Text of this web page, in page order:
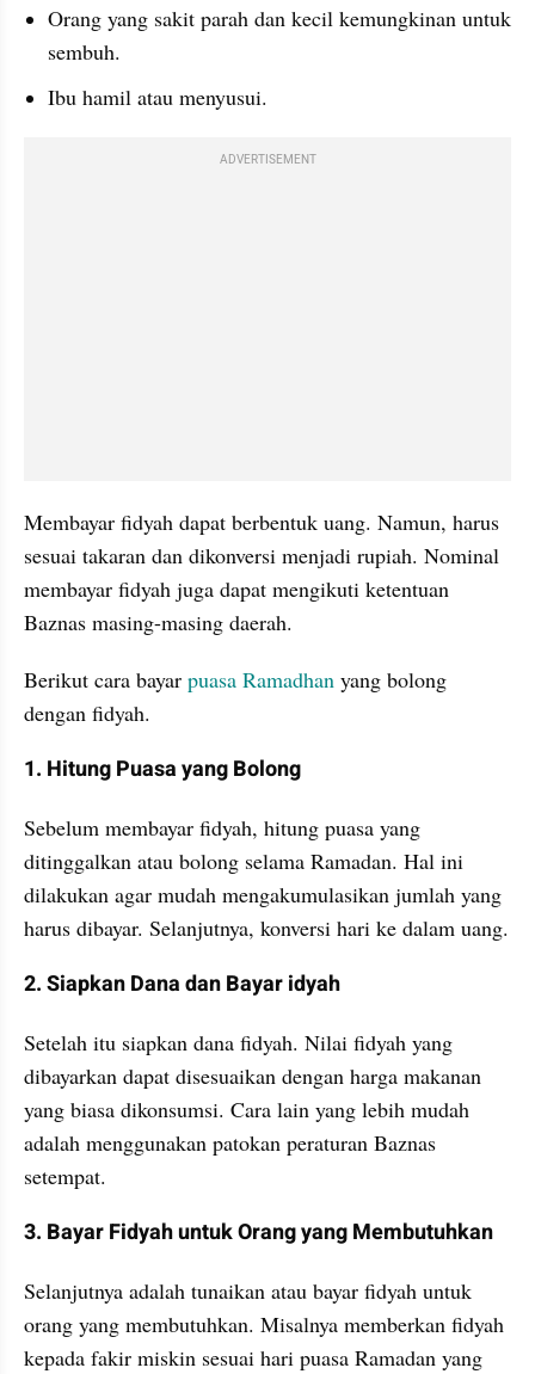
Orang yang sakit parah dan kecil kemungkinan untuk
sembuh.
Ibu hamil atau menyusui.
ADVERTISEMENT
Membayar fidyah dapat berbentuk uang. Namun, harus
sesuai takaran dan dikonversi menjadi rupiah. Nominal
membayar fidyah juga dapat mengikuti ketentuan
Baznas masing-masing daerah.
Berikut cara bayar puasa Ramadhan yang bolong
dengan fidyah.
1. Hitung Puasa yang Bolong
Sebelum membayar fidyah, hitung puasa yang
ditinggalkan atau bolong selama Ramadan. Hal ini
dilakukan agar mudah mengakumulasikan jumlah yang
harus dibayar. Selanjutnya, konversi hari ke dalam uang.
2. Siapkan Dana dan Bayar idyah
Setelah itu siapkan dana fidyah. Nilai fidyah yang
dibayarkan dapat disesuaikan dengan harga makanan
yang biasa dikonsumsi. Cara lain yang lebih mudah
adalah menggunakan patokan peraturan Baznas
setempat.
3. Bayar Fidyah untuk Orang yang Membutuhkan
Selanjutnya adalah tunaikan atau bayar fidyah untuk
orang yang membutuhkan. Misalnya memberkan fidyah
kepada fakir miskin sesuai hari puasa Ramadan yang